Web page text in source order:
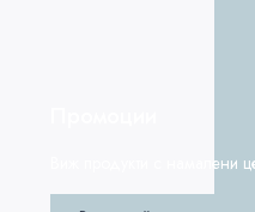
Виж продукти с намалени